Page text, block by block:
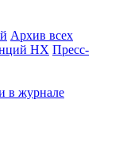
Архив всех
НХ Пресс-
в журнале